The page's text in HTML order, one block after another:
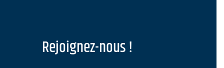
Rejoignez-nous !